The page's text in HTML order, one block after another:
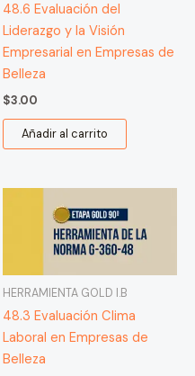
48.6 Evaluación del
Liderazgo y la Visión
Empresarial en Empresas de
Belleza
$3.00
Añadir al carrito
HERRAMIENTA GOLD I.B
48.3 Evaluación Clima
Laboral en Empresas de
Belleza